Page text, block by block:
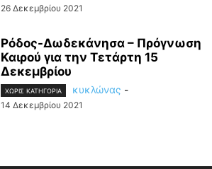
26 Δεκεμβρίου 2021
Ρόδος-Δωδεκάνησα – Πρόγνωση
Καιρού για την Τετάρτη 15
Δεκεμβρίου
ΧΩΡΊΣ ΚΑΤΗΓΟΡΊΑ κυκλώνας -
14 Δεκεμβρίου 2021